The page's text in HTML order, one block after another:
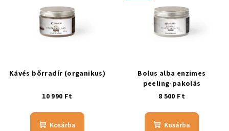
Kávés bőrradír (organikus)
10 990 Ft
Kosárba
Bolus alba enzimes
peeling-pakolás
8 500 Ft
Kosárba